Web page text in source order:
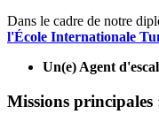
Dans le cadre de notre
l'École Internationale
Un(e) Agent
Missions principales